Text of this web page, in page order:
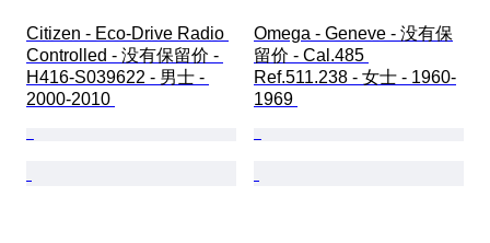
Citizen - Eco-Drive Radio
Controlled - 没有保留价 -
H416-S039622 - 男士 -
2000-2010
Omega - Geneve - 没有保
留价 - Cal.485
Ref.511.238 - 女士 - 1960-
1969